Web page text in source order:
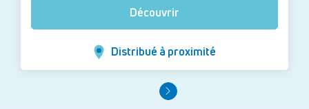
Découvrir
Distribué à proximité